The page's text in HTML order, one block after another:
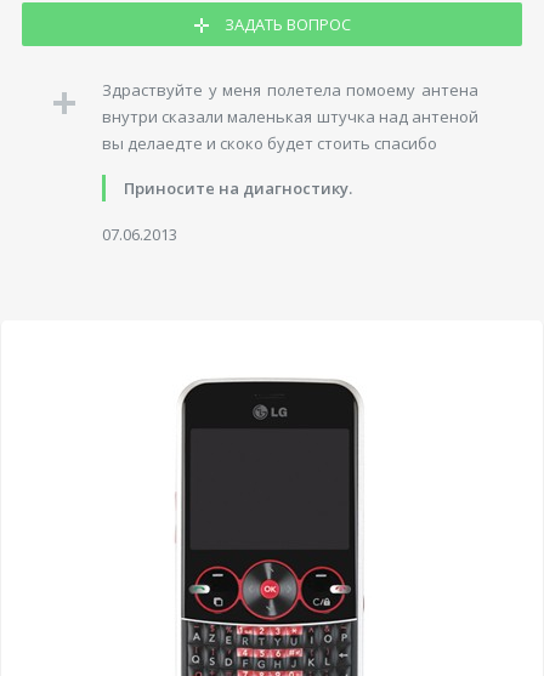
ЗАДАТЬ ВОПРОС
Здраствуйте у меня полетела помоему антена
внутри сказали маленькая штучка над антеной
вы делаедте и скоко будет стоить спасибо
Приносите на диагностику.
07.06.2013